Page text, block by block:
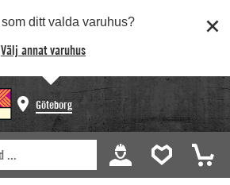
som ditt valda varuhus?
Välj annat varuhus
Göteborg